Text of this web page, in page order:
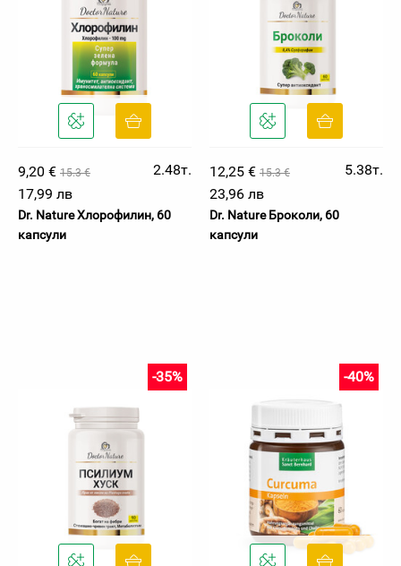
9,20 € 15.3 €
2.48т.
17,99 лв
Dr. Nature Хлорофилин, 60
капсули
12,25 € 15.3 €
5.38т.
23,96 лв
Dr. Nature Броколи, 60
капсули
-35% -40%